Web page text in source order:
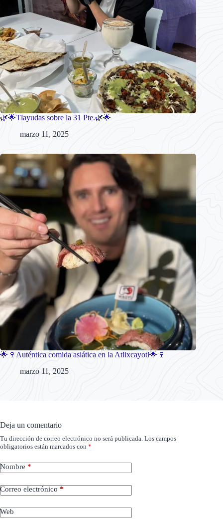
🌿🌟Tlayudas sobre la 31 Pte.🌿🌟
marzo 11, 2025
🌟🍷Auténtica comida asiática en la Atlixcayotl🌟🍷
marzo 11, 2025
Deja un comentario
Tu dirección de correo electrónico no será publicada. Los campos
obligatorios están marcados con *
Nombre *
Correo electrónico *
Web